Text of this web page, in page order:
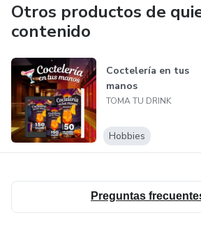
Otros productos de
contenido
Coctelería en tus
manos
TOMA TU DRINK
Hobbies
Preguntas